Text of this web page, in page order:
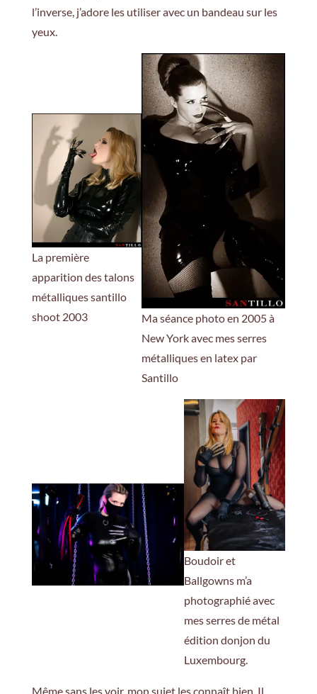
l’inverse, j’adore les utiliser avec un bandeau sur les
yeux.
La première
apparition des talons
métalliques santillo
shoot 2003
Ma séance photo en 2005 à
New York avec mes serres
métalliques en latex par
Santillo
Boudoir et
Ballgowns m’a
photographié avec
mes serres de métal
édition donjon du
Luxembourg.
Même sans les voir, mon sujet les connaît bien. Il